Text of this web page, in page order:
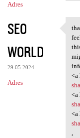
Adres
SEO
WORLD
29.05.2024
Adres
<a
<a
<a
,